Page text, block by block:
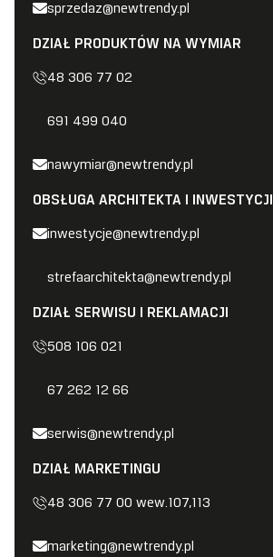
sprzedaz@newtrendy.pl
DZIAŁ PRODUKTÓW NA WYMIAR
48 306 77 02
691 499 040
nawymiar@newtrendy.pl
OBSŁUGA ARCHITEKTA I INWESTYCJI
inwestycje@newtrendy.pl
strefaarchitekta@newtrendy.pl
DZIAŁ SERWISU I REKLAMACJI
508 106 021
67 262 12 66
serwis@newtrendy.pl
DZIAŁ MARKETINGU
48 306 77 00 wew.107,113
marketing@newtrendy.pl